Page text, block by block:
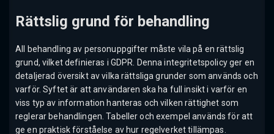
Rättslig grund för behandling
All behandling av personuppgifter måste vila på en rättslig
grund, vilket definieras i GDPR. Denna integritetspolicy ger en
detaljerad översikt av vilka rättsliga grunder som används och
varför. Syftet är att användaren ska ha full insikt i varför en
viss typ av information hanteras och vilken rättighet som
reglerar behandlingen. Tabeller och exempel används för att
ge en praktisk förståelse av hur regelverket tillämpas.